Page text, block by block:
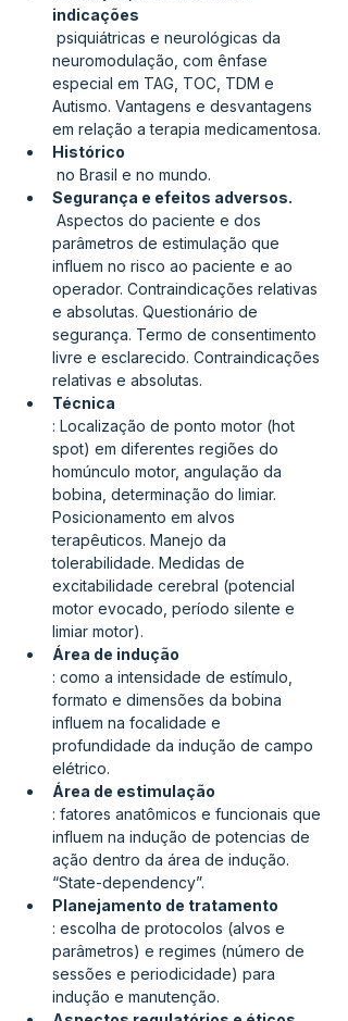
indicações
neuromodulação, com ênfase
especial em TAG, TOC, TDM e
Autismo. Vantagens e desvantagens
em relação a terapia medicamentosa.
Histórico
no Brasil e no mundo.
Segurança e efeitos adversos.
parâmetros de estimulação que
influem no risco ao paciente e ao
operador. Contraindicações relativas
e absolutas. Questionário de
segurança. Termo de consentimento
livre e esclarecido. Contraindicações
relativas e absolutas.
Técnica
: Localização de ponto motor (hot
spot) em diferentes regiões do
homúnculo motor, angulação da
bobina, determinação do limiar.
Posicionamento em alvos
terapêuticos. Manejo da
tolerabilidade. Medidas de
excitabilidade cerebral (potencial
motor evocado, período silente e
limiar motor).
Área de indução
: como a intensidade de estímulo,
formato e dimensões da bobina
influem na focalidade e
profundidade da indução de campo
elétrico.
Área de estimulação
: fatores anatômicos e funcionais que
influem na indução de potencias de
ação dentro da área de indução.
“State-dependency”.
Planejamento de tratamento
: escolha de protocolos (alvos e
parâmetros) e regimes (número de
sessões e periodicidade) para
indução e manutenção.